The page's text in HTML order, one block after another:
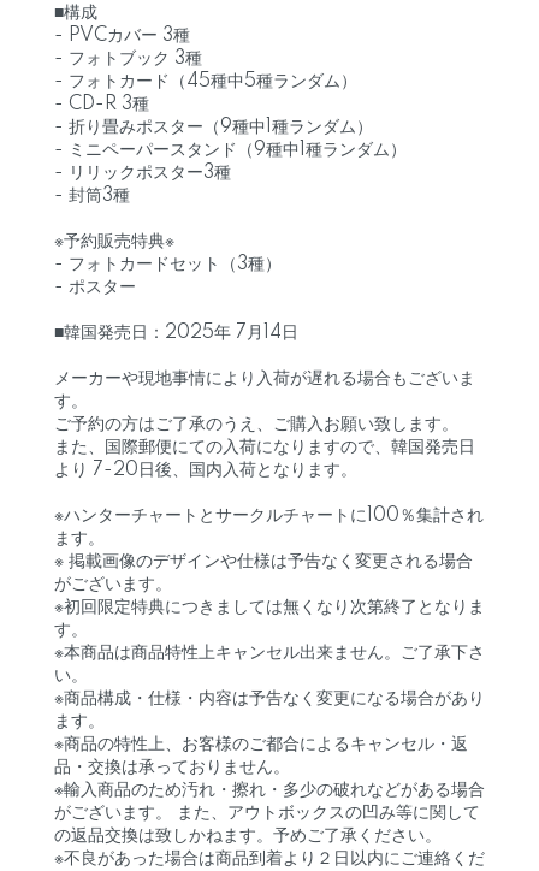
■構成
- PVCカバー 3種
- フォトブック 3種
- フォトカード（45種中5種ランダム）
- CD-R 3種
- 折り畳みポスター（9種中1種ランダム）
- ミニペーパースタンド（9種中1種ランダム）
- リリックポスター3種
- 封筒3種
※予約販売特典※
- フォトカードセット（3種）
- ポスター
■韓国発売日：2025年 7月14日
メーカーや現地事情により入荷が遅れる場合もございま
す。
ご予約の方はご了承のうえ、ご購入お願い致します。
また、国際郵便にての入荷になりますので、韓国発売日
より 7-20日後、国内入荷となります。
※ハンターチャートとサークルチャートに100％集計され
ます。
※ 掲載画像のデザインや仕様は予告なく変更される場合
がございます。
※初回限定特典につきましては無くなり次第終了となりま
す。
※本商品は商品特性上キャンセル出来ません。ご了承下さ
い。
※商品構成・仕様・内容は予告なく変更になる場合があり
ます。
※商品の特性上、お客様のご都合によるキャンセル・返
品・交換は承っておりません。
※輸入商品のため汚れ・擦れ・多少の破れなどがある場合
がございます。 また、アウトボックスの凹み等に関して
の返品交換は致しかねます。予めご了承ください。
※不良があった場合は商品到着より２日以内にご連絡くだ